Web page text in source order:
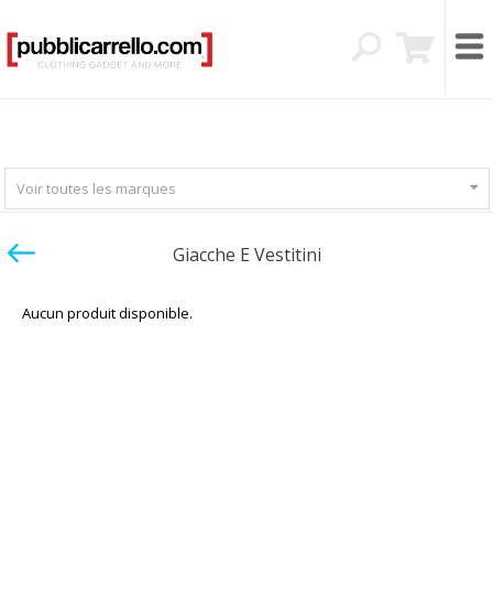
Voir toutes les marques
Giacche E Vestitini
Aucun produit disponible.